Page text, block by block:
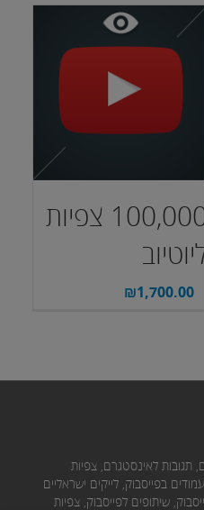
100,000 צפיות
₪1,700.00
תגובות לאינסטגרם, צפיות
בפייסבוק, לייקים ישראליים
שיתופים לפייסבוק, צפיות